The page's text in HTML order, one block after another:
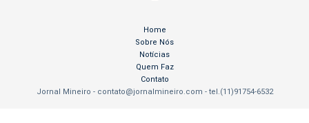
Jornal Mineiro - contato@jornalmineiro.com - tel.(11)91754-6532
Home
Sobre Nós
Notícias
Quem Faz
Contato